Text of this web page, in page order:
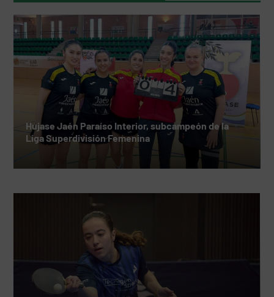
Hujase Jaén Paraíso Interior, subcampeón de la
Liga Superdivisión Femenina